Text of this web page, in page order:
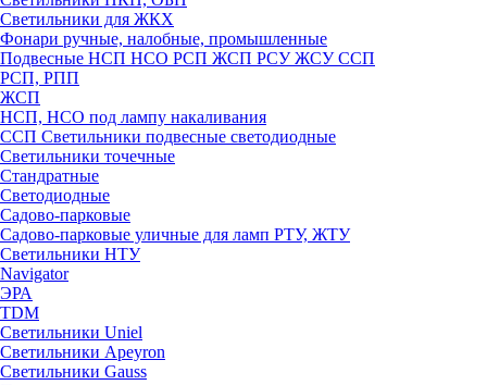
Светильники для ЖКХ
Фонари ручные, налобные, промышленные
Подвесные НСП НСО РСП ЖСП РСУ ЖСУ ССП
РСП, РПП
ЖСП
НСП, НСО под лампу накаливания
ССП Светильники подвесные светодиодные
Светильники точечные
Стандратные
Светодиодные
Садово-парковые
Садово-парковые уличные для ламп РТУ, ЖТУ
Светильники НТУ
Navigator
ЭРА
TDM
Светильники Uniel
Светильники Apeyron
Светильники Gauss